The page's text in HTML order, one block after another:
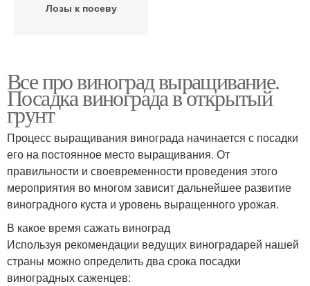
Лозы к посеву
Все про виноград выращивание.
Посадка винограда в открытый
грунт
Процесс выращивания винограда начинается с посадки
его на постоянное место выращивания. От
правильности и своевременности проведения этого
мероприятия во многом зависит дальнейшее развитие
виноградного куста и уровень выращенного урожая.
В какое время сажать виноград
Используя рекомендации ведущих виноградарей нашей
страны можно определить два срока посадки
виноградных саженцев: